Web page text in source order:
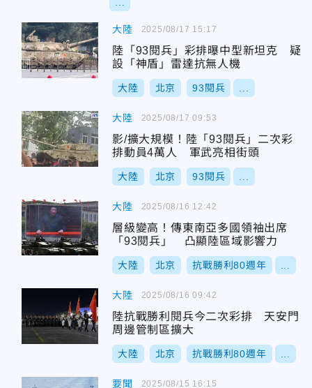
大陸
陸「93閱兵」彩排曝中型新坦克 疑
設「神盾」雷達抗無人機
大陸 北京 93閱兵
2025/08/17 15:17
大陸
影/擴大規模！陸「93閱兵」二次彩
排動員4萬人 軍武亮相街頭
大陸 北京 93閱兵
2025/08/17 09:53
大陸
層級變高！傳東南亞多國領袖出席
「93閱兵」 凸顯陸區域影響力
大陸 北京 抗戰勝利80週年
2025/08/16 12:42
大陸
陸抗戰勝利閱兵今二次彩排 天安門
周邊管制區擴大
大陸 北京 抗戰勝利80週年
2025/08/16 09:42
要聞 2025/08/15 16:15